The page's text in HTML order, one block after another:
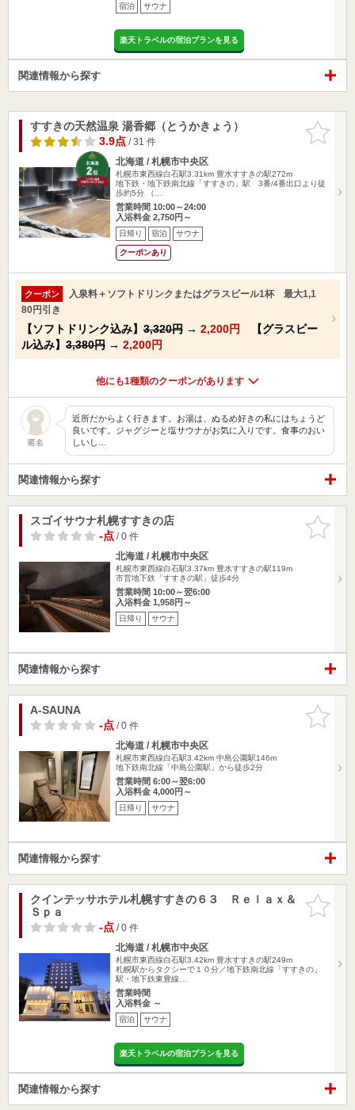
宿泊 サウナ
楽天トラベルの宿泊プランを見る
関連情報から探す
お気に入
りに追加
すすきの天然温泉 湯香郷（とうかきょう）
3.9点/ 31 件
北海道 / 札幌市中央区
札幌市東西線白石駅3.31km 豊水すすきの駅272m
地下鉄・地下鉄南北線「すすきの」駅 3番/4番出口より徒
歩約5分 （…
営業時間 10:00～24:00
入浴料金 2,750円～
日帰り 宿泊 サウナ
クーポンあり
クーポン
入泉料＋ソフトドリンクまたはグラスビール1杯 最大1,1
80円引き
【ソフトドリンク込み】 3,320円 → 2,200円
【グラスビー
ル込み】 3,380円 → 2,200円
他にも1種類のクーポンがあります
匿名
近所だからよく行きます。お湯は、ぬるめ好きの私にはちょうど
良いです。ジャグジーと塩サウナがお気に入りです。食事のおい
しいし…
関連情報から探す
お気に入
りに追加
スゴイサウナ札幌すすきの店
-点/ 0 件
北海道 / 札幌市中央区
札幌市東西線白石駅3.37km 豊水すすきの駅119m
市営地下鉄「すすきの駅」徒歩4分
営業時間 10:00～翌6:00
入浴料金 1,958円～
日帰り サウナ
関連情報から探す
お気に入
りに追加
A-SAUNA
-点/ 0 件
北海道 / 札幌市中央区
札幌市東西線白石駅3.42km 中島公園駅146m
地下鉄南北線「中島公園駅」から徒歩2分
営業時間 6:00～翌6:00
入浴料金 4,000円～
日帰り サウナ
関連情報から探す
お気に入
りに追加
クインテッサホテル札幌すすきの６３ Ｒｅｌａｘ＆
Ｓｐａ
-点/ 0 件
北海道 / 札幌市中央区
札幌市東西線白石駅3.42km 豊水すすきの駅249m
札幌駅からタクシーで１０分／地下鉄南北線「すすきの」
駅・地下鉄東豊線…
営業時間
入浴料金 ～
宿泊 サウナ
楽天トラベルの宿泊プランを見る
関連情報から探す